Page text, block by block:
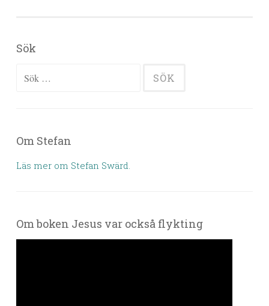
Sök
Sök efter:
Om Stefan
Läs mer om Stefan Swärd.
Om boken Jesus var också flykting